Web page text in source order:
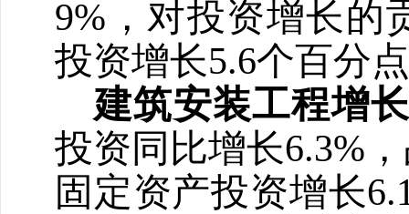
9% ，对投资增长的
投资增长5.6个百分
建筑安装工程增
投资同比增长6.3%
固定资产投资增长